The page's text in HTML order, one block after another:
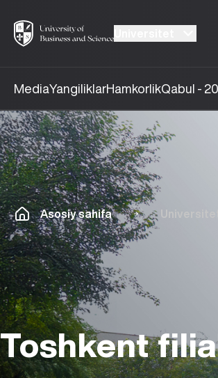
MediaYangiliklarHamkorlikQabul -
Asosiy sahifa
Toshkent